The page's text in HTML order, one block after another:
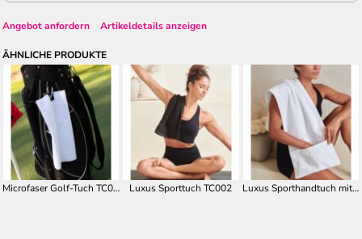
Angebot anfordern Artikeldetails anzeigen
ÄHNLICHE PRODUKTE
Microfaser Golf-Tuch TC019 Luxus Sporttuch TC002 Luxus Sporthandtuch mit Geräteüberzug TC007